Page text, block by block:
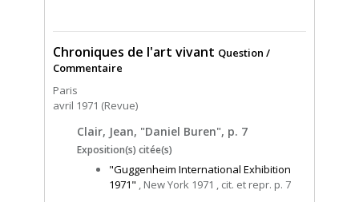
Chroniques de l'art vivant Question /
Commentaire
Paris
avril 1971 (Revue)
Clair, Jean, "Daniel Buren", p. 7
Exposition(s) citée(s)
"Guggenheim International Exhibition
1971" , New York 1971 , cit. et repr. p. 7